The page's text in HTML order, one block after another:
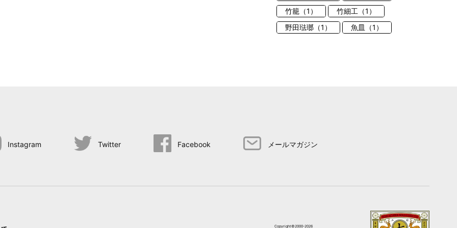
竹籠（1）
竹細工（1）
野田琺瑯（1）
魚皿（1）
Instagram Twitter Facebook メールマガジン
Copyright©2000-2026